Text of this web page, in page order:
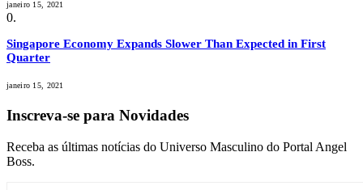
janeiro 15, 2021
Singapore Economy Expands Slower Than Expected in First
Quarter
janeiro 15, 2021
Inscreva-se para Novidades
Receba as últimas notícias do Universo Masculino do Portal Angel
Boss.